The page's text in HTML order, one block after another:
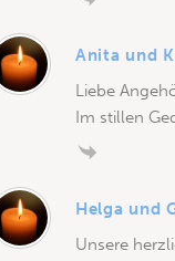
Anita und
Liebe
Im stillen
Helga und
Unsere